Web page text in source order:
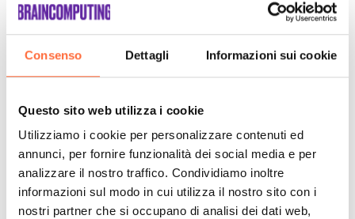
Consenso Dettagli Informazioni sui cookie
Questo sito web utilizza i cookie
Utilizziamo i cookie per personalizzare contenuti ed
annunci, per fornire funzionalità dei social media e per
analizzare il nostro traffico. Condividiamo inoltre
informazioni sul modo in cui utilizza il nostro sito con i
nostri partner che si occupano di analisi dei dati web,
La tua scalata
verso il successo